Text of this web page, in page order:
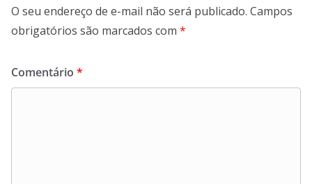
O seu endereço de e-mail não será publicado. Campos
obrigatórios são marcados com *
Comentário *